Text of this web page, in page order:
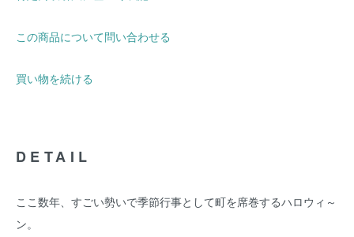
この商品について問い合わせる
買い物を続ける
DETAIL
ここ数年、すごい勢いで季節行事として町を席巻するハロウィ～
ン。